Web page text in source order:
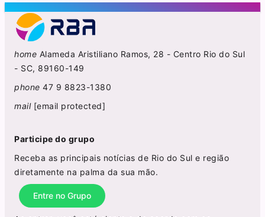
home Alameda Aristiliano Ramos, 28 - Centro Rio do Sul
- SC, 89160-149
phone 47 9 8823-1380
mail [email protected]
Participe do grupo
Receba as principais notícias de Rio do Sul e região
diretamente na palma da sua mão.
Entre no Grupo